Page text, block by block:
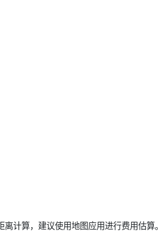
计算，建议使用地图应用进行费用估算。